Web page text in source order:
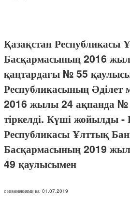
Қазақстан Республикасы
Басқармасының 2016
қаңтардағы № 55
Республикасының Әділет
2016 жылы 24 ақпанда №
тіркелді. Күші жойылды -
Республикасы Ұлттық
Басқармасының 2019
49 қаулысымен
с изменениями на: 01.07.2019